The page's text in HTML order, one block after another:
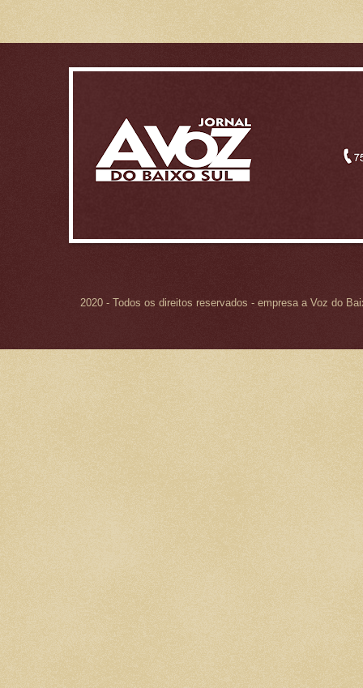
2020 - Todos os direitos reservados - empresa a Voz do